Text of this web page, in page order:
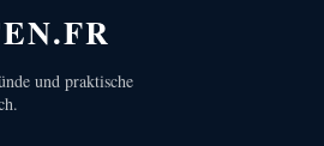
und praktische